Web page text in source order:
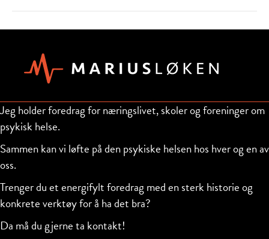
Jeg holder foredrag for næringslivet, skoler og foreninger om
psykisk helse.
Sammen kan vi løfte på den psykiske helsen hos hver og en av
oss.
Trenger du et energifylt foredrag med en sterk historie og
konkrete verktøy for å ha det bra?
Da må du gjerne ta kontakt!